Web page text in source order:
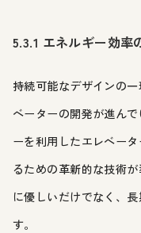
5.3.1 エネルギー効率
持続可能なデザインの
ベーターの開発が進ん
ーを利用したエレベー
るための革新的な技術
に優しいだけでなく、
す。